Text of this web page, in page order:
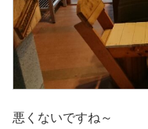
悪くないですね～